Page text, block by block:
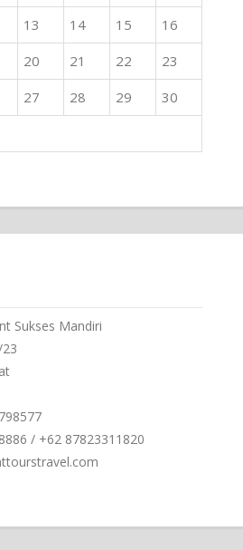
13 14 15
16
20 21 22
23
27 28 29
30
Sukses Mandiri
/ +62 87823311820